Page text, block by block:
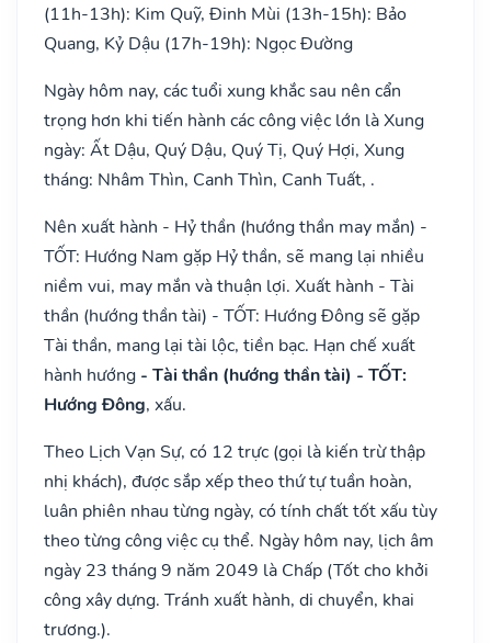
(11h-13h): Kim Quỹ, Đinh Mùi (13h-15h): Bảo
Quang, Kỷ Dậu (17h-19h): Ngọc Đường
Ngày hôm nay, các tuổi xung khắc sau nên cẩn
trọng hơn khi tiến hành các công việc lớn là Xung
ngày: Ất Dậu, Quý Dậu, Quý Tị, Quý Hợi, Xung
tháng: Nhâm Thìn, Canh Thìn, Canh Tuất, .
Nên xuất hành - Hỷ thần (hướng thần may mắn) -
TỐT: Hướng Nam gặp Hỷ thần, sẽ mang lại nhiều
niềm vui, may mắn và thuận lợi. Xuất hành - Tài
thần (hướng thần tài) - TỐT: Hướng Đông sẽ gặp
Tài thần, mang lại tài lộc, tiền bạc. Hạn chế xuất
hành hướng - Tài thần (hướng thần tài) - TỐT:
Hướng Đông, xấu.
Theo Lịch Vạn Sự, có 12 trực (gọi là kiến trừ thập
nhị khách), được sắp xếp theo thứ tự tuần hoàn,
luân phiên nhau từng ngày, có tính chất tốt xấu tùy
theo từng công việc cụ thể. Ngày hôm nay, lịch âm
ngày 23 tháng 9 năm 2049 là Chấp (Tốt cho khởi
công xây dựng. Tránh xuất hành, di chuyển, khai
trương.).